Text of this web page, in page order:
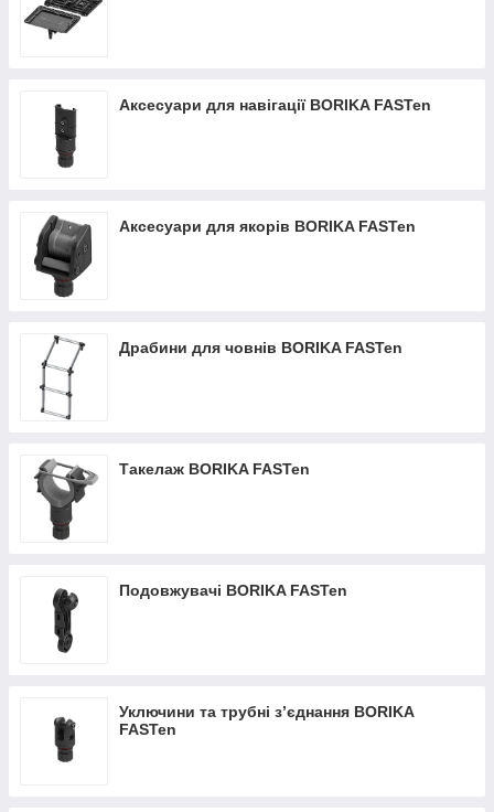
Аксесуари для навігації BORIKA FASTen
Аксесуари для якорів BORIKA FASTen
Драбини для човнів BORIKA FASTen
Такелаж BORIKA FASTen
Подовжувачі BORIKA FASTen
Уключини та трубні з’єднання BORIKA
FASTen